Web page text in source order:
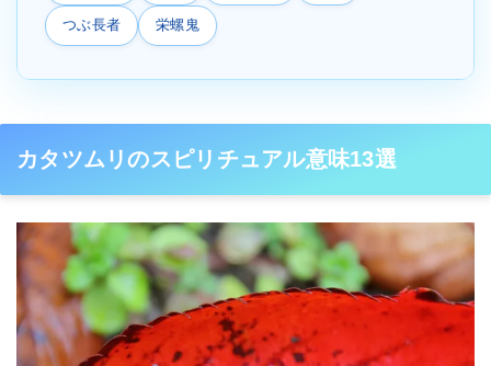
つぶ長者 栄螺鬼
カタツムリのスピリチュアル意味13選